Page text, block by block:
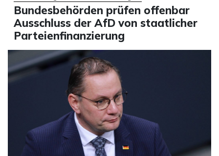
Bundesbehörden prüfen offenbar
Ausschluss der AfD von staatlicher
Parteienfinanzierung